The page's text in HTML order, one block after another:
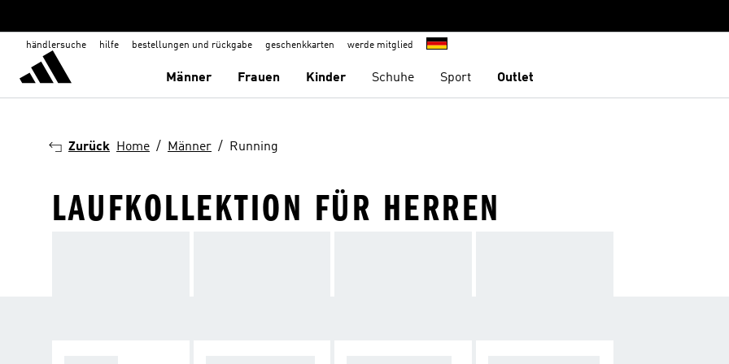
händlersuche hilfe bestellungen und rückgabe geschenkkarten werde mitglied
Männer Frauen Kinder Schuhe Sport Outlet
Zurück Home Männer Running
LAUFKOLLEKTION FÜR HERREN